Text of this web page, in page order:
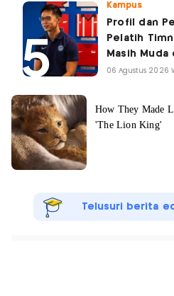
Kampus
Profil dan
Pelatih
Masih Muda
06 Agustus 2026
Telusuri berita